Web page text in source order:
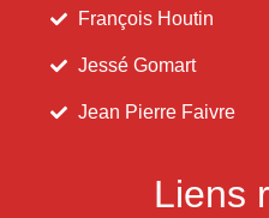
François Houtin
Jessé Gomart
Jean Pierre Faivre
Liens